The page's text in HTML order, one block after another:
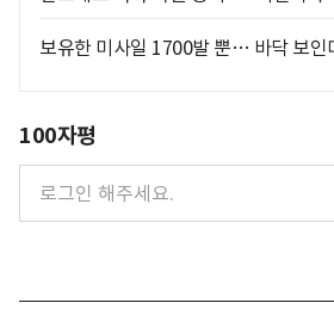
보유한 미사일 1700발 뿐… 바닥 보인
100자평